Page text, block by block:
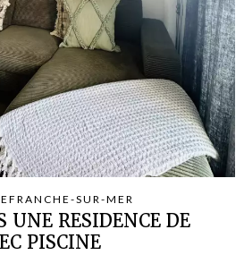
SUR-MER
UNE RESIDENCE DE
PISCINE